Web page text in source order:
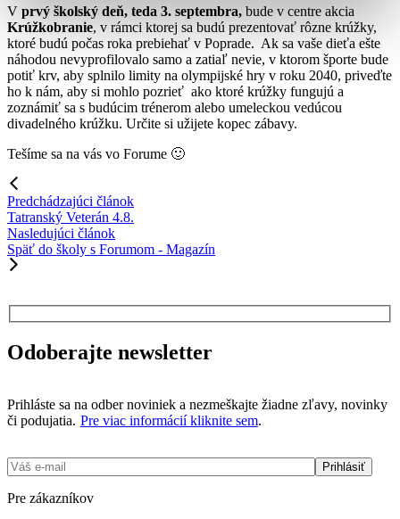
V prvý školský deň, teda 3. septembra, bude v centre akcia
Krúžkobranie, v rámci ktorej sa budú prezentovať rôzne krúžky,
ktoré budú počas roka prebiehať v Poprade. Ak sa vaše dieťa ešte
náhodou nevyprofilovalo samo a zatiaľ nevie, v ktorom športe bude
potiť krv, aby splnilo limity na olympijské hry v roku 2040, priveďte
ho k nám, aby si mohlo pozrieť ako ktoré krúžky fungujú a
zoznámiť sa s budúcim trénerom alebo umeleckou vedúcou
divadelného krúžku. Určite si užijete kopec zábavy.
Tešíme sa na vás vo Forume 🙂
Predchádzajúci článok
Tatranský Veterán 4.8.
Nasledujúci článok
Späť do školy s Forumom - Magazín
Odoberajte newsletter
Prihláste sa na odber noviniek a nezmeškajte žiadne zľavy, novinky
či podujatia. Pre viac informácií kliknite sem.
Pre zákazníkov